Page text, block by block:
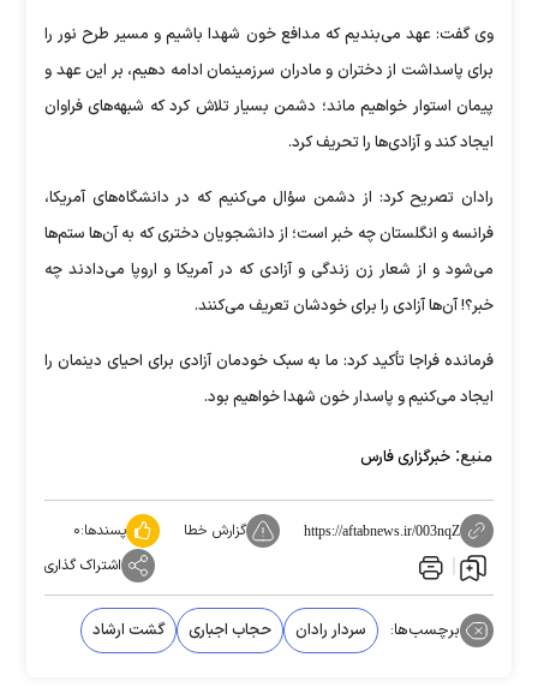
وی گفت: عهد می‌بندیم که مدافع خون شهدا باشیم و مسیر طرح نور را
برای پاسداشت از دختران و مادران سرزمینمان ادامه دهیم، بر این عهد و
پیمان استوار خواهیم ماند؛ دشمن بسیار تلاش کرد که شبهه‌های فراوان
ایجاد کند و آزادی‌ها را تحریف کرد.
رادان تصریح کرد: از دشمن سؤال می‌کنیم که در دانشگاه‌های آمریکا،
فرانسه و انگلستان چه خبر است؛ از دانشجویان دختری که به آن‌ها ستم‌ها
می‌شود و از شعار زن زندگی و آزادی که در آمریکا و اروپا می‌دادند چه
خبر؟! آن‌ها آزادی را برای خودشان تعریف می‌کنند.
فرمانده فراجا تأکید کرد: ما به سبک خودمان آزادی برای احیای دینمان را
ایجاد می‌کنیم و پاسدار خون شهدا خواهیم بود.
منبع: خبرگزاری فارس
https://aftabnews.ir/003nqZ گزارش خطا پسندها:۰
اشتراک گذاری
برچسب‌ها: سردار رادان حجاب اجباری گشت ارشاد